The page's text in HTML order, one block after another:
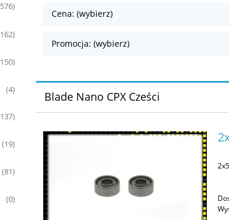
(4)
(19)
(81)
(0)
Cena: (wybierz)
Promocja: (wybierz)
Blade Nano CPX Cześci